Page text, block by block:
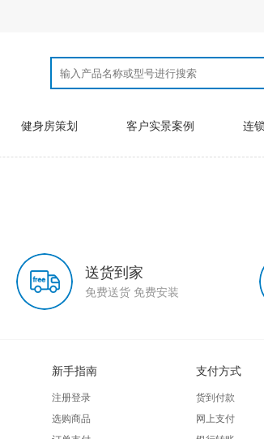
健身房策划 客户实景案例 连
送货到家
免费送货 免费安装
新手指南
注册登录
选购商品
支付方式
货到付款
网上支付